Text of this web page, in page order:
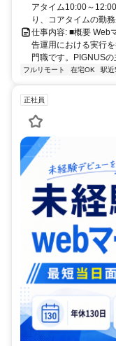
アタイム10:00～
り、コアタイムの勤
仕事内容: ■概要 Web
告運用における実行
門職です。PIGNUSの
フルリモート 在宅OK 駅近
正社員